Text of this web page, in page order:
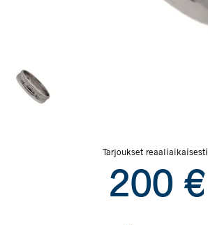
Tarjoukset
200 €